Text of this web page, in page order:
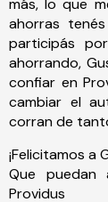
más, lo que
ahorras
participás
ahorrando,
confiar en
cambiar el
corran de
¡Felicitamos a
Que puedan
Providus